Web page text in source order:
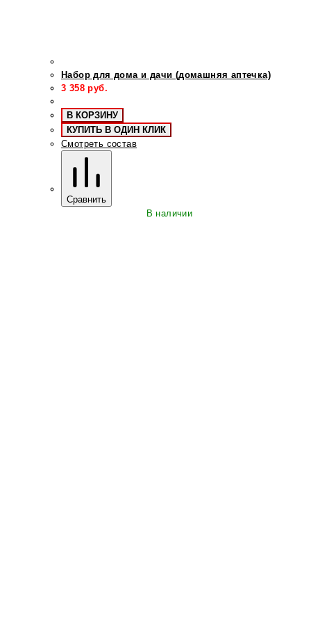
Набор для дома и дачи (домашняя аптечка)
3 358 руб.
В КОРЗИНУ
КУПИТЬ В ОДИН КЛИК
Смотреть состав
Сравнить
В наличии